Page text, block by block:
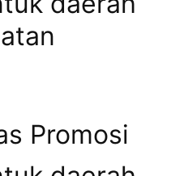
Promosi